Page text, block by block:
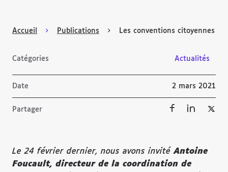
Accueil Publications Les conventions citoyennes
Catégories Actualités
Date 2 mars 2021
Partager
Le 24 février dernier, nous avons invitéAntoine
Foucault, directeur de la coordination de